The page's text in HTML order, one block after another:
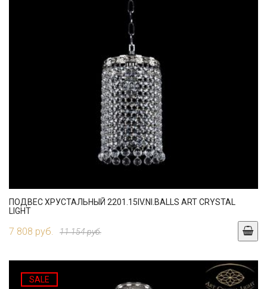
ПОДВЕС ХРУСТАЛЬНЫЙ 2201.15IV.NI.BALLS ART CRYSTAL
LIGHT
7 808 руб. 11 154 руб.
SALE